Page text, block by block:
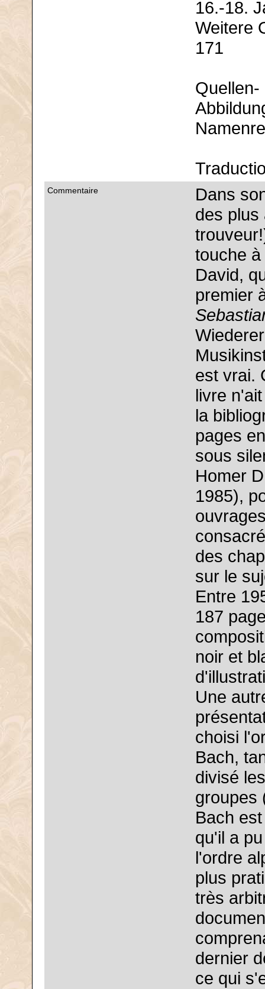
16.-18.
Weitere
171
Commentaire
Dans
des plus
touche
David,
premier
est vrai.
livre
la
pages
sous
Homer
1985),
des
sur le
Entre
187
noir et
Une
choisi
Bach,
divisé
groupes
Bach
qu'il a
l'ordre
plus
très
dernier
ce qui